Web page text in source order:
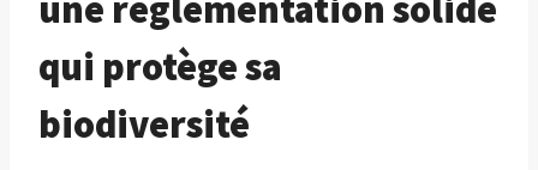
qui protège sa
biodiversité